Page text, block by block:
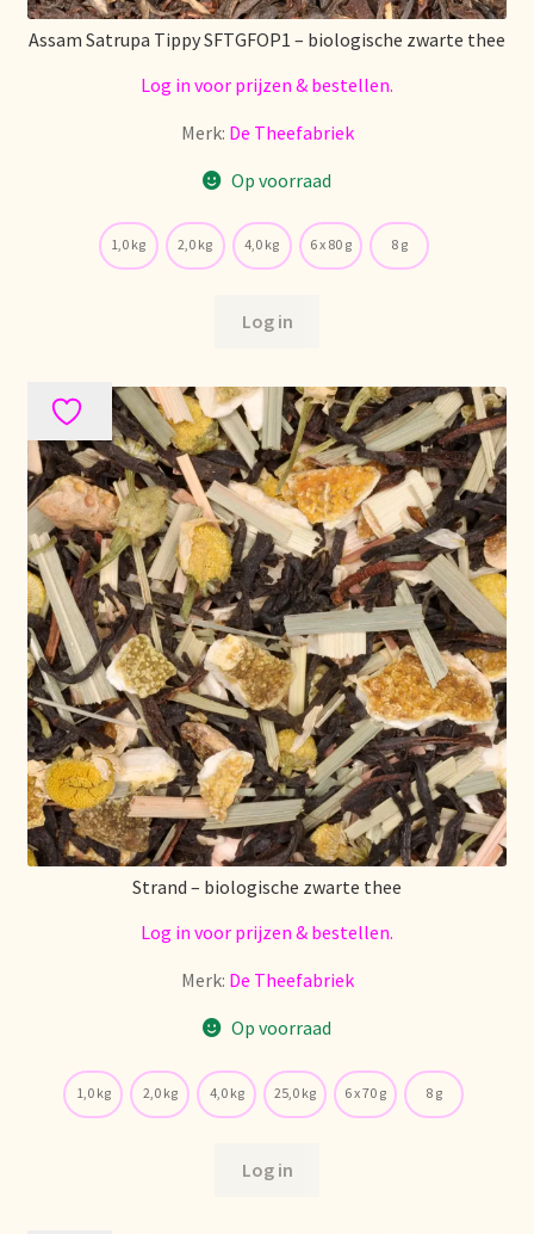
Assam Satrupa Tippy SFTGFOP1 – biologische zwarte thee
Log in voor prijzen & bestellen.
Merk: De Theefabriek
Op voorraad
1,0 kg 2,0 kg 4,0 kg 6 x 80 g 8 g
Log in
Strand – biologische zwarte thee
Log in voor prijzen & bestellen.
Merk: De Theefabriek
Op voorraad
1,0 kg 2,0 kg 4,0 kg 25,0 kg 6 x 70 g 8 g
Log in